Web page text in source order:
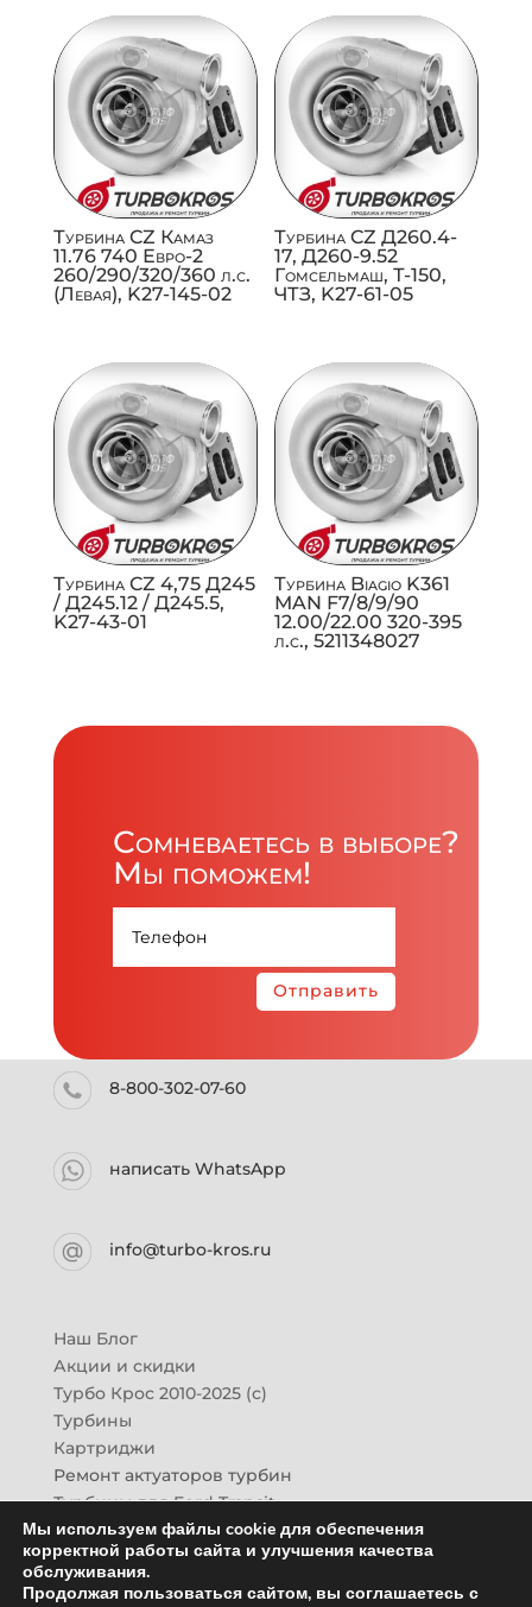
Турбина CZ Камаз
11.76 740 Евро-2
260/290/320/360 л.с.
(Левая), K27-145-02
Турбина CZ Д260.4-
17, Д260-9.52
Гомсельмаш, Т-150,
ЧТЗ, K27-61-05
Турбина CZ 4,75 Д245
/ Д245.12 / Д245.5,
K27-43-01
Турбина Biagio K361
MAN F7/8/9/90
12.00/22.00 320-395
л.с., 5211348027
Сомневаетесь в выборе?
Мы поможем!
Отправить
8-800-302-07-60
написать WhatsApp
info@turbo-kros.ru
Наш Блог
Акции и скидки
Турбо Крос 2010-2025 (с)
Турбины
Картриджи
Ремонт актуаторов турбин
Турбины для Ford Transit
Турбины для Mazda CX-7
Картридж для ГАЗон-Next
Турбины HINO (Хино)
Мы используем файлы cookie для обеспечения
корректной работы сайта и улучшения качества
обслуживания.
Продолжая пользоваться сайтом, вы соглашаетесь с